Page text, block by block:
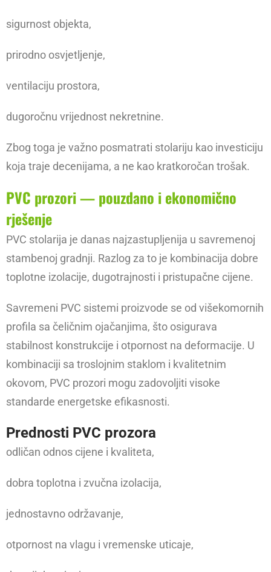
sigurnost objekta,
prirodno osvjetljenje,
ventilaciju prostora,
dugoročnu vrijednost nekretnine.
Zbog toga je važno posmatrati stolariju kao investiciju
koja traje decenijama, a ne kao kratkoročan trošak.
PVC prozori — pouzdano i ekonomično
rješenje
PVC stolarija je danas najzastupljenija u savremenoj
stambenoj gradnji. Razlog za to je kombinacija dobre
toplotne izolacije, dugotrajnosti i pristupačne cijene.
Savremeni PVC sistemi proizvode se od višekomornih
profila sa čeličnim ojačanjima, što osigurava
stabilnost konstrukcije i otpornost na deformacije. U
kombinaciji sa troslojnim staklom i kvalitetnim
okovom, PVC prozori mogu zadovoljiti visoke
standarde energetske efikasnosti.
Prednosti PVC prozora
odličan odnos cijene i kvaliteta,
dobra toplotna i zvučna izolacija,
jednostavno održavanje,
otpornost na vlagu i vremenske uticaje,